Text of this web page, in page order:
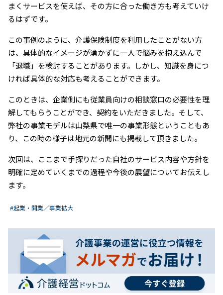
まくサービスを使えば、その方に合った働き方も考えていけ
るはずです。
この事例のように、介護保険制度を利用したことがない方
は、具体的なイメージが湧かずに一人で悩みを抱え込んで
「退職」を検討することがあります。しかし、知識を身につ
ければ具体的な対応も考えることができます。
このときは、企業側にも従業員向けの相談窓口の必要性を理
解してもらうことができ、契約をいただきました。そして、
弊社の事業モデルは山梨県で唯一の事業形態ということもあ
り、この時の様子は地元の新聞にも掲載して頂きました。
次回は、ここまで手探りだった自社のサービス内容や方針を
明確に定めていくまでの過程や今後の展望についてお伝えし
ます。
#起業・開業／事業拡大